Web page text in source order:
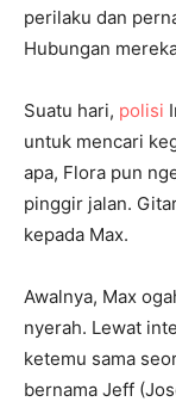
perilaku dan
Hubungan
Suatu hari, polisi
untuk mencari
apa, Flora pun
pinggir jalan.
kepada Max.
Awalnya, Max
nyerah. Lewat
ketemu sama
bernama Jeff